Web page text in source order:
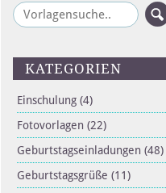
KATEGORIEN
Einschulung (4)
Fotovorlagen (22)
Geburtstagseinladungen (48)
Geburtstagsgrüße (11)